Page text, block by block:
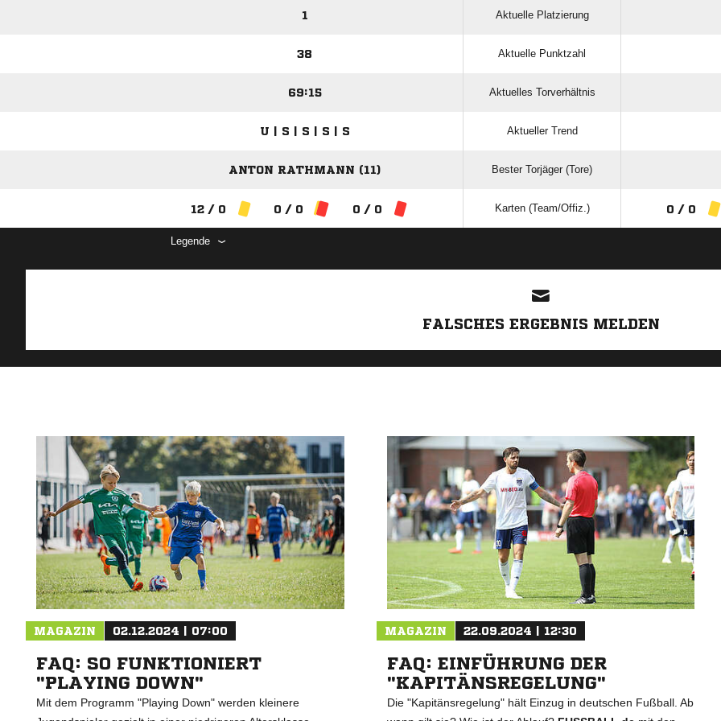
1 Aktuelle Platzierung
38 Aktuelle Punktzahl
69:15 Aktuelles Torverhältnis
U | S | S | S | S Aktueller Trend
ANTON RATHMANN (11) Bester Torjäger (Tore)
12 / 0 0 / 0 0 / 0 Karten (Team/Offiz.) 0 / 0
Legende
FALSCHES ERGEBNIS MELDEN
MAGAZIN 02.12.2024 | 07:00
FAQ: SO FUNKTIONIERT
"PLAYING DOWN"
Mit dem Programm "Playing Down" werden kleinere
MAGAZIN 22.09.2024 | 12:30
FAQ: EINFÜHRUNG DER
"KAPITÄNSREGELUNG"
Die "Kapitänsregelung" hält Einzug in deutschen Fußball. Ab